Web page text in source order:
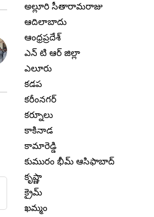
అల్లూరి సీతారామరాజు
ఆదిలాబాదు
ఆంధ్రప్రదేశ్
ఎన్ టి ఆర్ జిల్లా
ఎలూరు
కడప
కరీంనగర్
కర్నూలు
కాకినాడ
కామారెడ్డి
కుమురం భీమ్ ఆసిఫాబాద్
కృష్ణా
క్రైమ్
ఖమ్మం